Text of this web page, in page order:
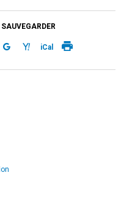
SAUVEGARDER
iCal